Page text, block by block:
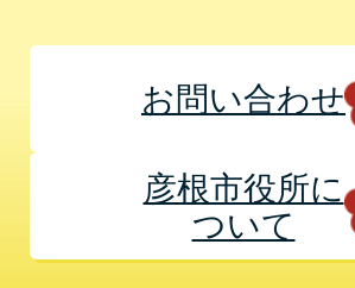
お問い合わせ
彦根市役所に
ついて